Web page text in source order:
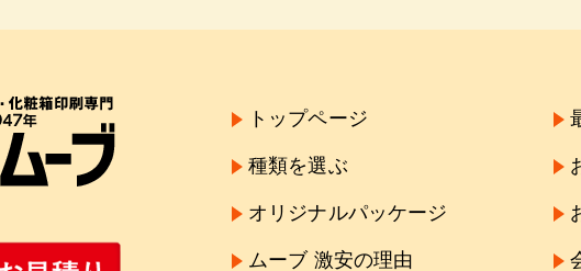
トップページ
種類を選ぶ
オリジナルパッケージ
ムーブ 激安の理由